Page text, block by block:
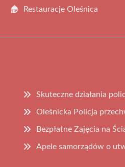
Restauracje Oleśnica
Skuteczne działania
Oleśnicka Policja
Bezpłatne Zajęcia na
Apele samorządów o